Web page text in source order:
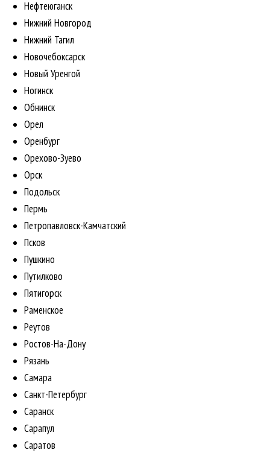
Нефтеюганск
Нижний Новгород
Нижний Тагил
Новочебоксарск
Новый Уренгой
Ногинск
Обнинск
Орел
Оренбург
Орехово-Зуево
Орск
Подольск
Пермь
Петропавловск-Камчатский
Псков
Пушкино
Путилково
Пятигорск
Раменское
Реутов
Ростов-На-Дону
Рязань
Самара
Санкт-Петербург
Саранск
Сарапул
Саратов